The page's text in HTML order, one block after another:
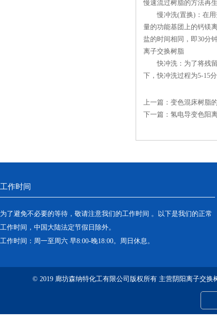
慢速流过树脂的方法再
慢冲洗(置换)：在用盐
量的功能基团上的钙镁
盐的时间相同，即30分
离子交换树脂
快冲洗：为了将残留
下，快冲洗过程为5-15
上一篇： 变色混床树脂
下一篇： 氢电导变色阳
工作时间
为了避免不必要的等待，敬请注意我们的工作时间 。以下是我们的正常
工作时间，中国大陆法定节假日除外。
工作时间：周一至周六 早8:00-晚18:00。周日休息。
© 2019 廊坊森纳特化工有限公司版权所有 主营阴阳离子交换